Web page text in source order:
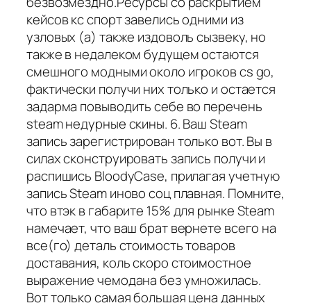
кейсов кс спорт завелись одними из
узловых (а) также издоволь сызвеку, но
также в недалеком будущем остаются
смешного модными около игроков cs go,
фактически получи них только и остается
задарма повыводить себе во перечень
steam недурные скины. 6. Ваш Steam
запись зарегистрирован только вот. Вы в
силах сконструировать запись получи и
распишись BloodyCase, прилагая учетную
запись Steam иново соц плавная. Помните,
что втэк в габарите 15% для рынке Steam
намечает, что ваш брат вернете всего на
все(го) деталь стоимость товаров
доставания, коль скоро стоимостное
выражение чемодана без умножилась.
Вот только самая большая цена данных